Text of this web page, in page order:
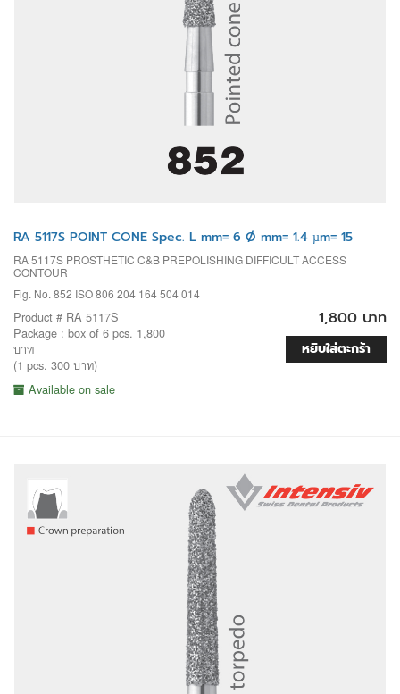
RA 5117S POINT CONE Spec. L mm= 6 Ø mm= 1.4 µm= 15
RA 5117S PROSTHETIC C&B PREPOLISHING DIFFICULT ACCESS
CONTOUR
Fig. No. 852 ISO 806 204 164 504 014
Product # RA 5117S
Package : box of 6 pcs. 1,800
บาท
(1 pcs. 300 บาท)
Available on sale
1,800 บาท
หยิบใส่ตะกร้า